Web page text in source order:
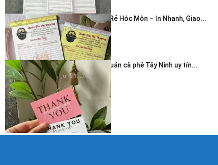
In Hóa Đơn Giá Rẻ Hóc Môn – In Nhanh, Giao...
June 5, 2026
In thẻ cảm ơn quán cà phê Tây Ninh uy tín...
June 1, 2026